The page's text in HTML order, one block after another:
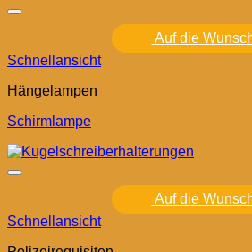
Auf die
Schnellansicht
Hängelampen
Schirmlampe
Auf die
Schnellansicht